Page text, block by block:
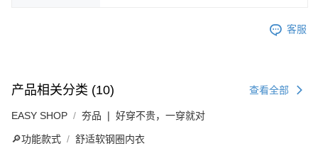
客服
产品相关分类 (10) 查看全部
EASY SHOP 夯品 ❘ 好穿不贵，一穿就对
🔎功能款式 舒适软钢圈内衣